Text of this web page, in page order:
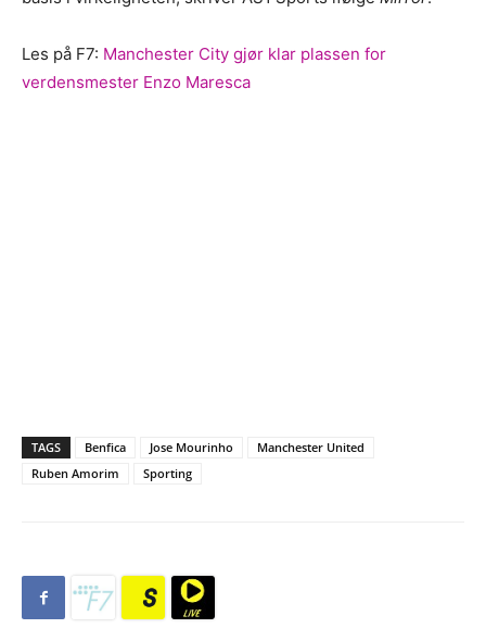
Les på F7: Manchester City gjør klar plassen for
verdensmester Enzo Maresca
TAGS Benfica Jose Mourinho
Manchester United
Ruben Amorim
Sporting